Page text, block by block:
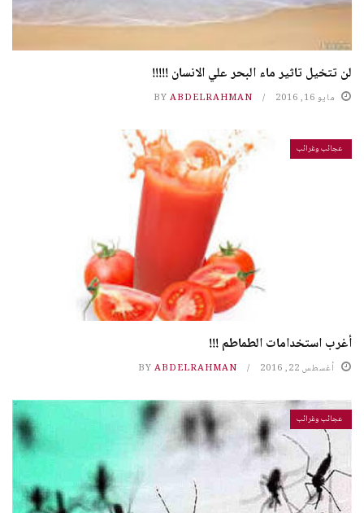
لن تتخيل تاثير ماء البحر علي الانسان !!!!!
مايو 16, 2016 BY ABDELRAHMAN
عجائب وغرائب
أغرب استخدامات الطماطم !!!
أغسطس 22, 2016 BY ABDELRAHMAN
عجائب وغرائب